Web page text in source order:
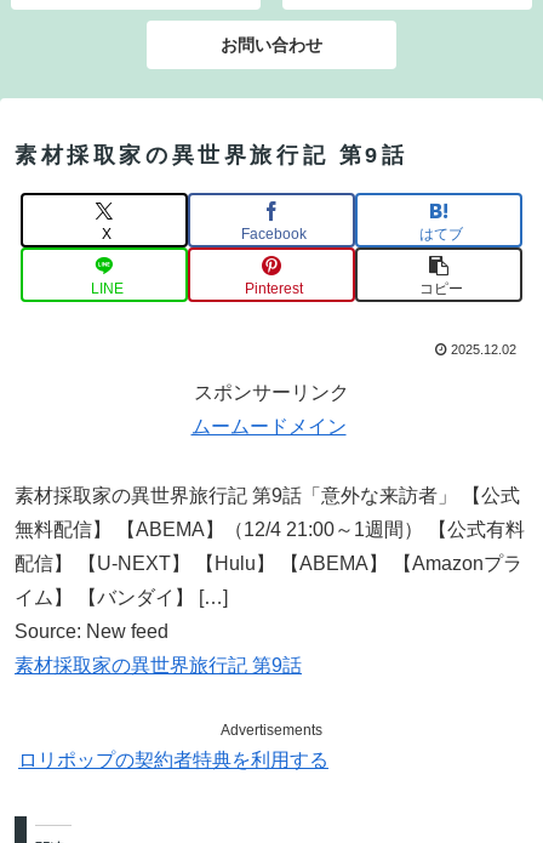
お問い合わせ
素材採取家の異世界旅行記 第9話
X Facebook はてブ
LINE Pinterest コピー
2025.12.02
スポンサーリンク
ムームードメイン
素材採取家の異世界旅行記 第9話「意外な来訪者」 【公式
無料配信】 【ABEMA】（12/4 21:00～1週間） 【公式有料
配信】 【U-NEXT】 【Hulu】 【ABEMA】 【Amazonプラ
イム】 【バンダイ】 […]
Source: New feed
素材採取家の異世界旅行記 第9話
Advertisements
ロリポップの契約者特典を利用する